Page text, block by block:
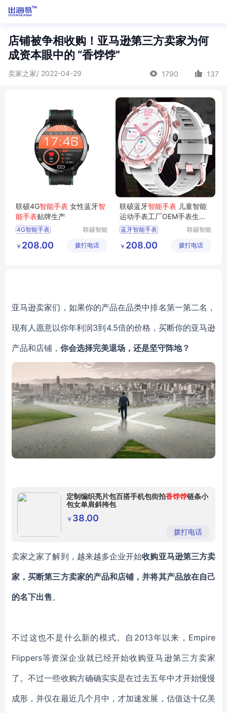
店铺被争相收购！亚马逊第三方卖家为何
成资本眼中的 “香饽饽”
卖家之家/ 2022-04-29 1790 137
联硕4G智能手表 女性蓝牙智
能手表贴牌生产
4G智能手表
智能商务手表
联硕智能
有限公司
￥ 208.00 拨打电话
联硕蓝牙智能手表 儿童智能
运动手表工厂OEM手表生产
厂商
蓝牙智能手表
智能4G手表
联硕智能
有限公司
￥ 208.00 拨打电话
亚马逊卖家们，如果你的产品在品类中排名第一第二名，
现有人愿意以你年利润3到4.5倍的价格，买断你的亚马逊
产品和店铺， 你会选择完美退场，还是坚守阵地？
定制编织亮片包百搭手机包街拍香饽饽链条小
包女单肩斜挎包
￥ 38.00
拨打电话
卖家之家了解到，越来越多企业开始收购亚马逊第三方卖
家，买断第三方卖家的产品和店铺，并将其产品放在自己
的名下出售。
不过这也不是什么新的模式。自2013年以来，Empire
Flippers等资深企业就已经开始收购亚马逊第三方卖家
了。不过一些收购方确确实实是在过去五年中才开始慢慢
成形，并仅在最近几个月中，才加速发展，估值达十亿美